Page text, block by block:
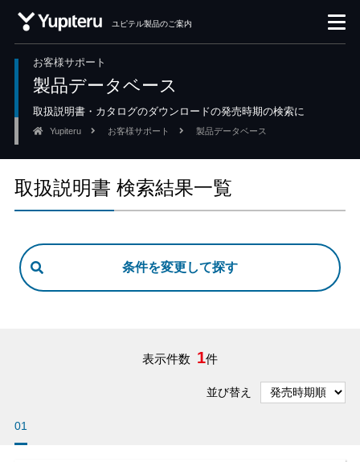
ユピテル製品のご案内
お客様サポート
製品データベース
取扱説明書・カタログのダウンロードの発売時期の検索に
Yupiteru お客様サポート 製品データベース
取扱説明書 検索結果一覧
表示件数 1件
並び替え
01